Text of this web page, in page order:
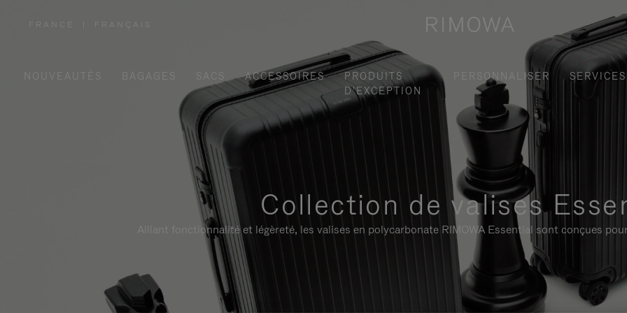
FRANCE FRANÇAIS
NOUVEAUTÉS BAGAGES SACS ACCESSOIRES
PRODUITS
D'EXCEPTION
PERSONNALISER SERVICES
Collection de valises
Alliant fonctionnalité et légèreté, les valises en polycarbonate RIMOWA Essential sont conçues